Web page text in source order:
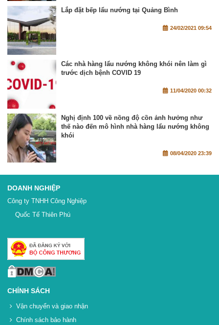
Lắp đặt bếp lẩu nướng tại Quảng Bình
24/02/2021 09:54
Các nhà hàng lẩu nướng không khói nên làm gì
trước dịch bệnh COVID 19
11/04/2020 00:32
Nghị định 100 về nồng độ cồn ảnh hưởng như
thế nào đến mô hình nhà hàng lẩu nướng không
khói
08/04/2020 23:39
DOANH NGHIỆP
Công ty TNHH Công Nghiệp
Quốc Tế Thiên Phú
CHÍNH SÁCH
Vận chuyển và giao nhận
Chính sách bảo hành